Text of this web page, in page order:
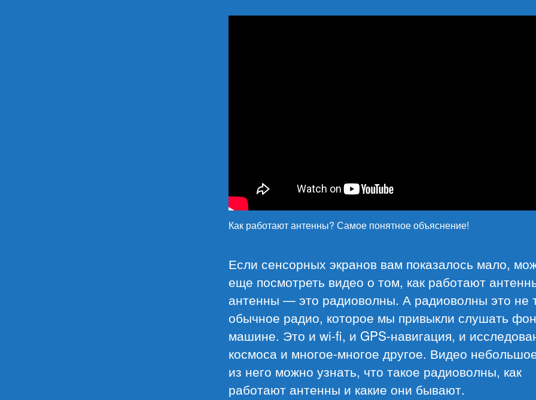
Как работают антенны? Самое понятное объяснение!
Если сенсорных экранов вам показалось мало,
еще посмотреть видео о том, как работают
антенны — это радиоволны. А радиоволны это не
обычное радио, которое мы привыкли слушать
машине. Это и wi-fi, и GPS-навигация, и
космоса и многое-многое другое. Видео
из него можно узнать, что такое радиоволны, как
работают антенны и какие они бывают.